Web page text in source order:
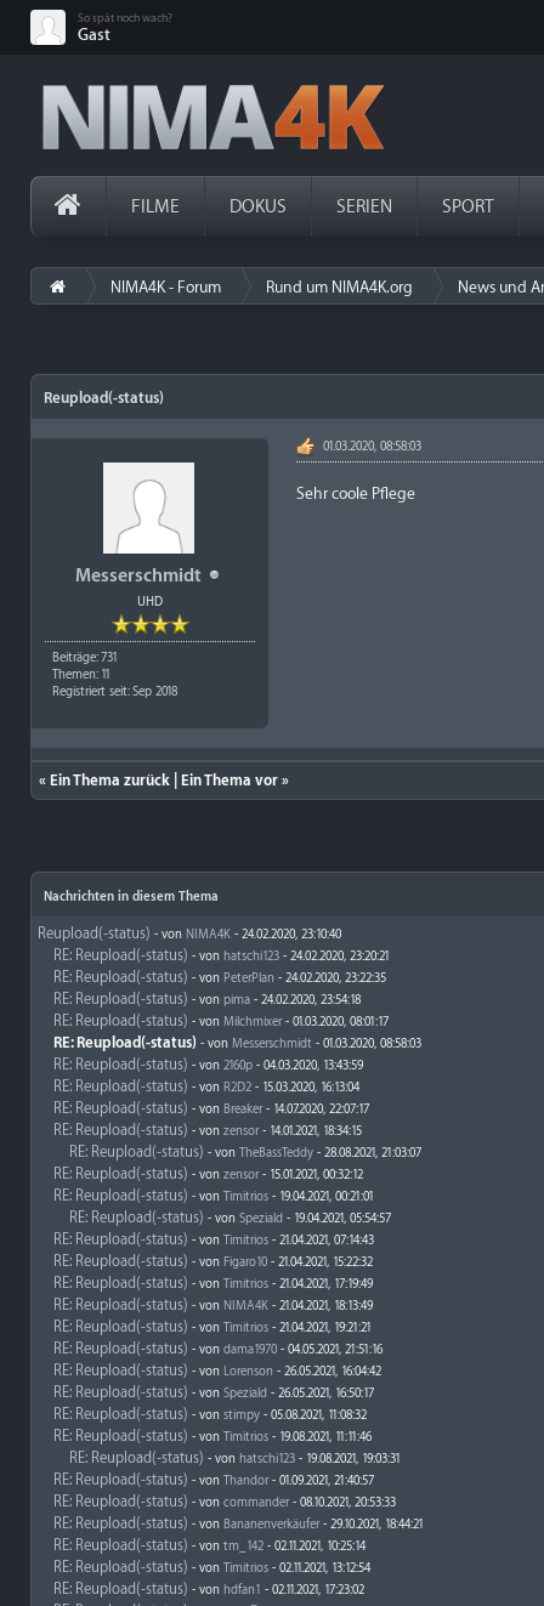
So spät noch wach?
Gast
FILME DOKUS SERIEN SPORT
NIMA4K - Forum Rund um NIMA4K.org News und
Reupload(-status)
Messerschmidt
UHD
Beiträge: 731
Themen: 11
Registriert seit: Sep 2018
01.03.2020, 08:58:03
Sehr coole Pflege
« Ein Thema zurück Ein Thema vor »
Nachrichten in diesem Thema
Reupload(-status) - von NIMA4K - 24.02.2020, 23:10:40
RE: Reupload(-status) - von hatschi123 - 24.02.2020, 23:20:21
RE: Reupload(-status) - von PeterPlan - 24.02.2020, 23:22:35
RE: Reupload(-status) - von pima - 24.02.2020, 23:54:18
RE: Reupload(-status) - von Milchmixer- 01.03.2020, 08:01:17
RE: Reupload(-status) - von Messerschmidt - 01.03.2020, 08:58:03
RE: Reupload(-status) - von 2160p - 04.03.2020, 13:43:59
RE: Reupload(-status) - von R2D2 - 15.03.2020, 16:13:04
RE: Reupload(-status) - von Breaker- 14.07.2020, 22:07:17
RE: Reupload(-status) - von zensor- 14.01.2021, 18:34:15
RE: Reupload(-status) - von TheBassTeddy - 28.08.2021, 21:03:07
RE: Reupload(-status) - von zensor- 15.01.2021, 00:32:12
RE: Reupload(-status) - von Timitrios - 19.04.2021, 00:21:01
RE: Reupload(-status) - von Speziald - 19.04.2021, 05:54:57
RE: Reupload(-status) - von Timitrios - 21.04.2021, 07:14:43
RE: Reupload(-status) - von Figaro10 - 21.04.2021, 15:22:32
RE: Reupload(-status) - von Timitrios - 21.04.2021, 17:19:49
RE: Reupload(-status) - von NIMA4K - 21.04.2021, 18:13:49
RE: Reupload(-status) - von Timitrios - 21.04.2021, 19:21:21
RE: Reupload(-status) - von dama1970 - 04.05.2021, 21:51:16
RE: Reupload(-status) - von Lorenson - 26.05.2021, 16:04:42
RE: Reupload(-status) - von Speziald - 26.05.2021, 16:50:17
RE: Reupload(-status) - von stimpy - 05.08.2021, 11:08:32
RE: Reupload(-status) - von Timitrios - 19.08.2021, 11:11:46
RE: Reupload(-status) - von hatschi123 - 19.08.2021, 19:03:31
RE: Reupload(-status) - von Thandor- 01.09.2021, 21:40:57
RE: Reupload(-status) - von commander- 08.10.2021, 20:53:33
RE: Reupload(-status) - von Bananenverkäufer- 29.10.2021, 18:44:21
RE: Reupload(-status) - von tm_142 - 02.11.2021, 10:25:14
RE: Reupload(-status) - von Timitrios - 02.11.2021, 13:12:54
RE: Reupload(-status) - von hdfan1 - 02.11.2021, 17:23:02